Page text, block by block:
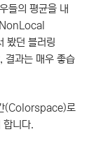
들의 평균을 내
봤던 블러링
결과는 매우 좋습
(Colorspace)로
합니다.